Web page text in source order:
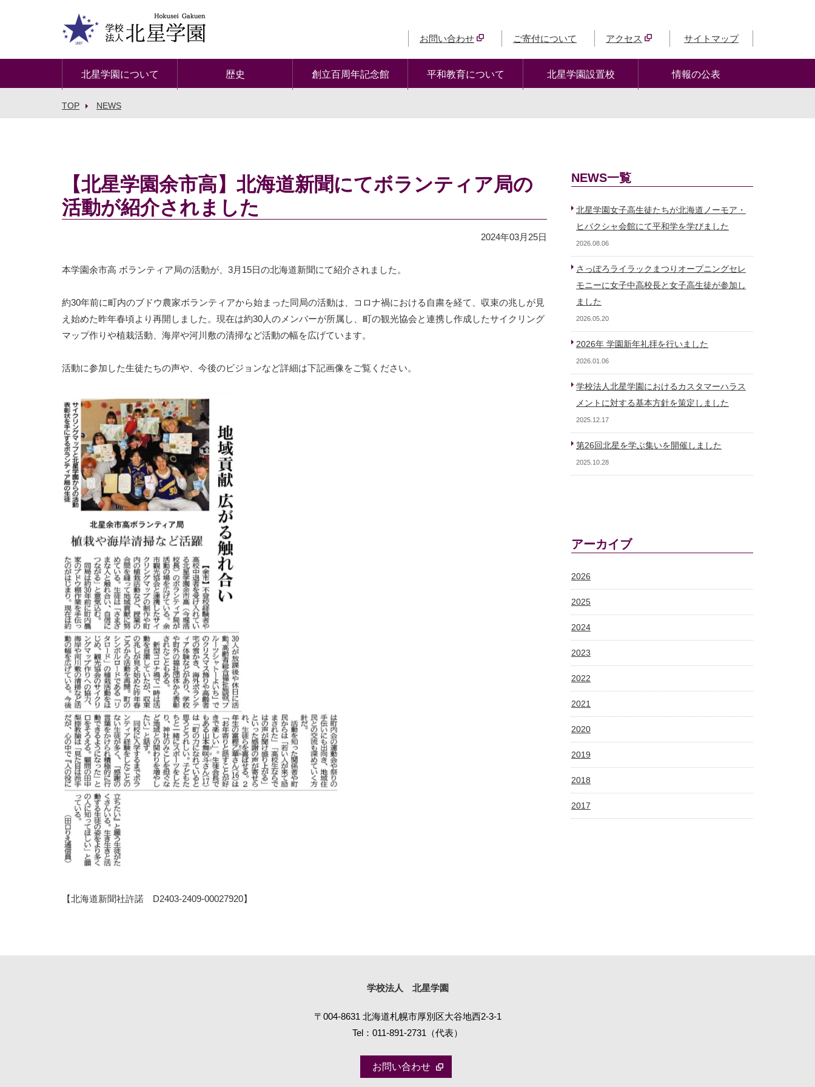
お問い合わせ ご寄付について アクセス サイトマップ
北星学園について 歴史 創立百周年記念館 平和教育について 北星学園設置校 情報の公表
TOP NEWS
【北星学園余市高】北海道新聞にてボランティア局の
活動が紹介されました
2024年03月25日
本学園余市高 ボランティア局の活動が、3月15日の北海道新聞にて紹介されました。
約30年前に町内のブドウ農家ボランティアから始まった同局の活動は、コロナ禍における自粛を経て、収束の兆しが見
え始めた昨年春頃より再開しました。現在は約30人のメンバーが所属し、町の観光協会と連携し作成したサイクリング
マップ作りや植栽活動、海岸や河川敷の清掃など活動の幅を広げています。
活動に参加した生徒たちの声や、今後のビジョンなど詳細は下記画像をご覧ください。
【北海道新聞社許諾 D2403-2409-00027920】
NEWS一覧
北星学園女子高生徒たちが北海道ノーモア・
ヒバクシャ会館にて平和学を学びました
2026.08.06
さっぽろライラックまつりオープニングセレ
モニーに女子中高校長と女子高生徒が参加し
ました
2026.05.20
2026年 学園新年礼拝を行いました
2026.01.06
学校法人北星学園におけるカスタマーハラス
メントに対する基本方針を策定しました
2025.12.17
第26回北星を学ぶ集いを開催しました
2025.10.28
アーカイブ
2026
2025
2024
2023
2022
2021
2020
2019
2018
2017
学校法人 北星学園
〒004-8631 北海道札幌市厚別区大谷地西2-3-1
Tel： 011-891-2731 （代表）
お問い合わせ